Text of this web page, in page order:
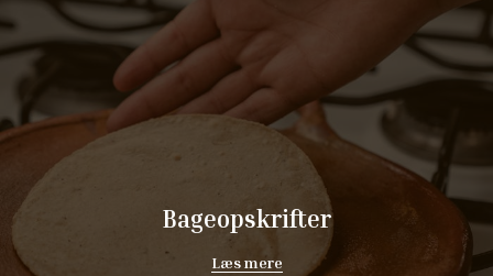
Bageopskrifter
Læs mere